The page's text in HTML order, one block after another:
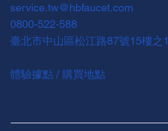
service.tw@hbfaucet.com
0800-522-588
臺北市中山區松江路87號15樓之1
體驗據點 / 購買地點